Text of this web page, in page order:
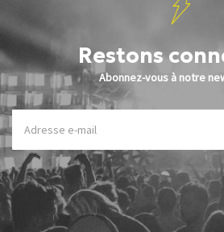
Restons
Abonnez-vous à notre